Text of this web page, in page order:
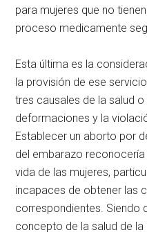
para mujeres que no
proceso medicamente
Esta última es la
la provisión de ese
tres causales de la salud
deformaciones y la
Establecer un aborto por
del embarazo
vida de las mujeres,
incapaces de obtener las
correspondientes. Siendo
concepto de la salud de